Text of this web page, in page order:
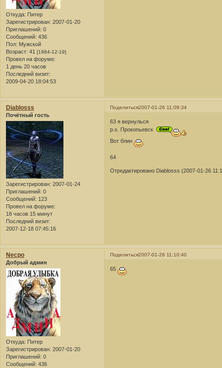
Откуда: Питер
Зарегистрирован: 2007-01-20
Приглашений: 0
Сообщений: 436
Пол: Мужской
Возраст: 41 [1984-12-19]
Провел на форуме:
1 день 20 часов
Последний визит:
2009-04-20 18:04:53
Поделиться2007-01-26 11:09:34
Diablosss
Почётный гость
Зарегистрирован: 2007-01-24
Приглашений: 0
Сообщений: 123
Провел на форуме:
18 часов 15 минут
Последний визит:
2007-12-18 07:45:16
63 я вернулься
p.s. Прокопьевск
Вот блин
64
Отредактировано Diablosss (2007-01-26
Поделиться2007-01-26 11:10:40
Necpo
Добрый админ
Откуда: Питер
Зарегистрирован: 2007-01-20
Приглашений: 0
Сообщений: 436
65